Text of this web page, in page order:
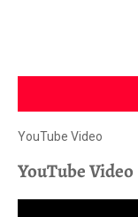
YouTube Video
YouTube Video